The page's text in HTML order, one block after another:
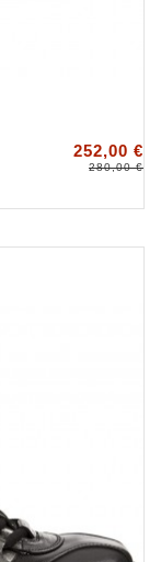
252,00 €
280,00 €